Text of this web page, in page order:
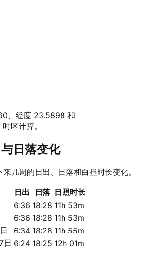
、经度 23.5898 和
区计算。
日落变化
几周的日出、日落和白昼时长变化。
日出 日落 日照时长
6:36 18:28 11h 53m
6:36 18:28 11h 53m
6:34 18:28 11h 55m
日 6:24 18:25 12h 01m